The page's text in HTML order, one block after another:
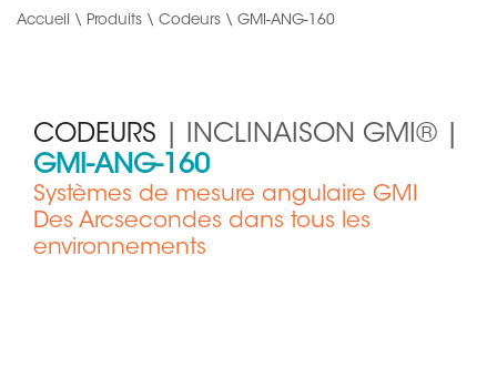
Accueil \ Produits \ Codeurs \ GMI-ANG-160
CODEURS
| INCLINAISON GMI® |
GMI-ANG-160
Systèmes de mesure angulaire GMI
Des Arcsecondes dans tous les
environnements